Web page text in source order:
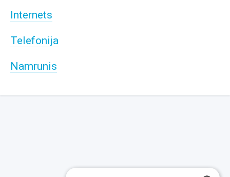
Internets
Telefonija
Namrunis